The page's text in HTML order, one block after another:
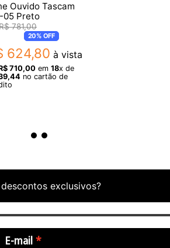
Ouvido Tascam
05 Preto
781,00
20%OFF
624,80 à vista
710,00 em 18x de
,44 no cartão de
descontos exclusivos?
E-mail